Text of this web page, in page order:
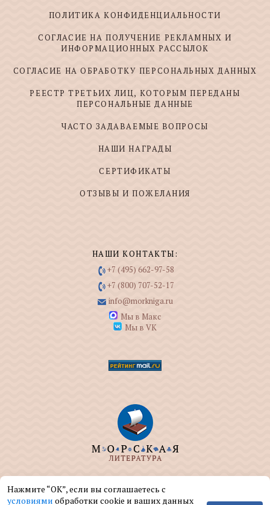
ПОЛИТИКА КОНФИДЕНЦИАЛЬНОСТИ
СОГЛАСИЕ НА ПОЛУЧЕНИЕ РЕКЛАМНЫХ И
ИНФОРМАЦИОННЫХ РАССЫЛОК
СОГЛАСИЕ НА ОБРАБОТКУ ПЕРСОНАЛЬНЫХ ДАННЫХ
РЕЕСТР ТРЕТЬИХ ЛИЦ, КОТОРЫМ ПЕРЕДАНЫ
ПЕРСОНАЛЬНЫЕ ДАННЫЕ
ЧАСТО ЗАДАВАЕМЫЕ ВОПРОСЫ
НАШИ НАГРАДЫ
СЕРТИФИКАТЫ
ОТЗЫВЫ И ПОЖЕЛАНИЯ
НАШИ КОНТАКТЫ:
+7 (495) 662-97-58
+7 (800) 707-52-17
info@morkniga.ru
Мы в Макс
Мы в VK
ООО "МОРКНИГА" занимается изданием и
реализацией книг на морскую тематику.
Нажмите “ОК”, если вы соглашаетесь с
условиями обработки cookie и ваших данных